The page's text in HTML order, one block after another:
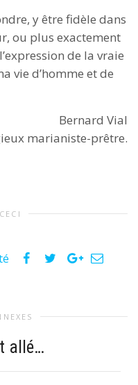
y être fidèle dans
ou plus exactement
de la vraie
vie d’homme et de
Bernard Vial
marianiste-prêtre.
allé…